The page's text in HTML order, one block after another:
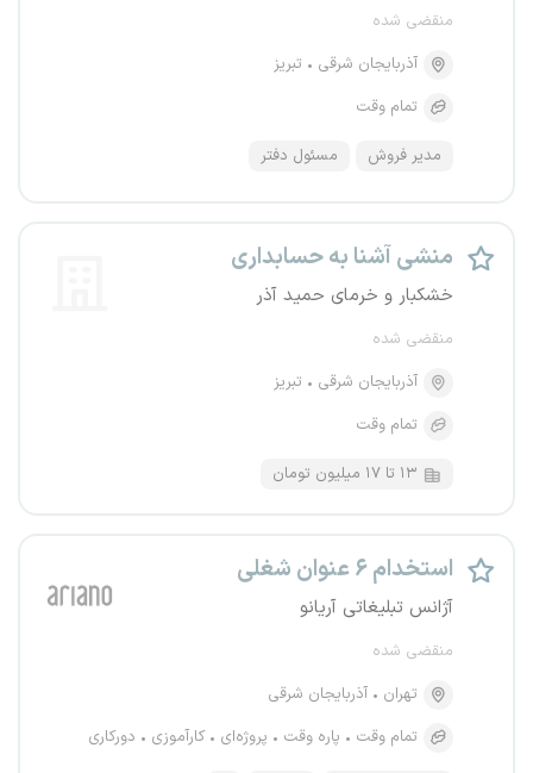
منقضی شده
آذربایجان شرقی
تبریز
تمام وقت
مدیر فروش مسئول دفتر
منشی آشنا به حسابداری
خشکبار و خرمای حمید آذر
منقضی شده
آذربایجان شرقی
تبریز
تمام وقت
۱۳ تا ۱۷ میلیون تومان
استخدام ۶ عنوان شغلی
آژانس تبلیغاتی آریانو
منقضی شده
تهران
آذربایجان شرقی
تمام وقت
پاره وقت پروژه‌ای کارآموزی دورکاری